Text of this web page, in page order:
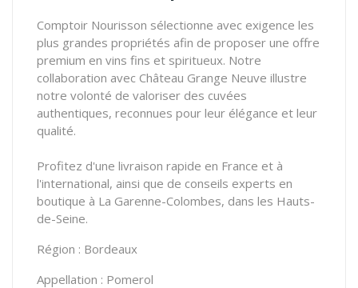
Comptoir Nourisson sélectionne avec exigence les
plus grandes propriétés afin de proposer une offre
premium en vins fins et spiritueux. Notre
collaboration avec Château Grange Neuve illustre
notre volonté de valoriser des cuvées
authentiques, reconnues pour leur élégance et leur
qualité.
Profitez d'une livraison rapide en France et à
l'international, ainsi que de conseils experts en
boutique à La Garenne-Colombes, dans les Hauts-
de-Seine.
Région : Bordeaux
Appellation : Pomerol